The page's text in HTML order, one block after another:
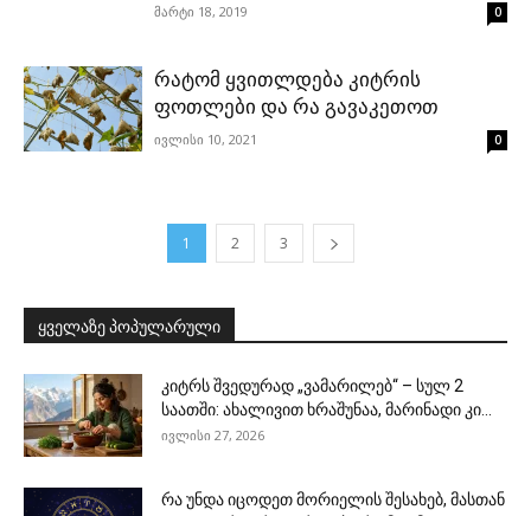
მარტი 18, 2019 0
რატომ ყვითლდება კიტრის
ფოთლები და რა გავაკეთოთ
ივლისი 10, 2021 0
1 2 3
ყველაზე პოპულარული
კიტრს შვედურად „ვამარილებ“ – სულ 2
საათში: ახალივით ხრაშუნაა, მარინადი კი...
ივლისი 27, 2026
რა უნდა იცოდეთ მორიელის შესახებ, მასთან